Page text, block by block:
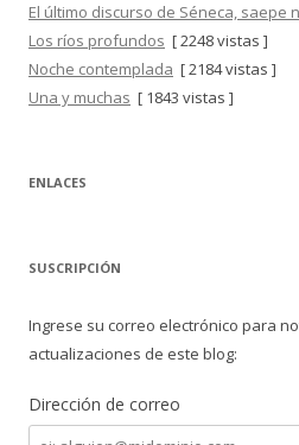
El último discurso de Séneca, saepe
Los ríos profundos [ 2248 vistas ]
Noche contemplada [ 2184 vistas ]
Una y muchas [ 1843 vistas ]
ENLACES
SUSCRIPCIÓN
Ingrese su correo electrónico para
actualizaciones de este blog:
Dirección de correo
Dirección